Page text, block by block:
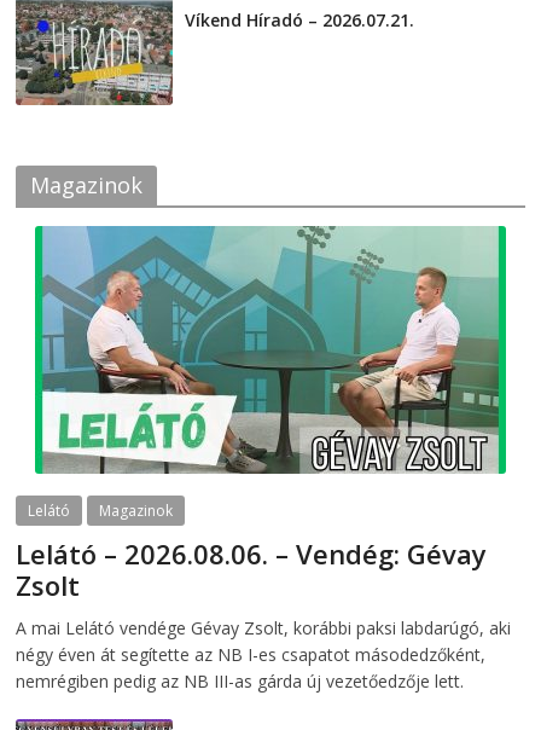
Víkend Híradó – 2026.07.21.
Magazinok
Lelátó Magazinok
Lelátó – 2026.08.06. – Vendég: Gévay
Zsolt
A mai Lelátó vendége Gévay Zsolt, korábbi paksi labdarúgó, aki
négy éven át segítette az NB I-es csapatot másodedzőként,
nemrégiben pedig az NB III-as gárda új vezetőedzője lett.